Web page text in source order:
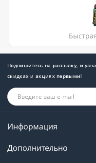
Подпишитесь на рассылку, и
скидках и акциях первыми!
Информация
Дополнительно